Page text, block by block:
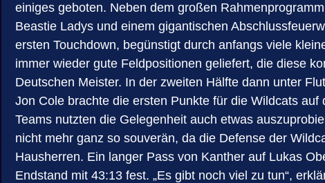
einiges geboten. Neben dem großen
Beastie Ladys und einem gigantischen
ersten Touchdown, begünstigt durch anfangs viele
immer wieder gute Feldpositionen geliefert, die diese
Deutschen Meister. In der zweiten Hälfte dann unter
Jon Cole brachte die ersten Punkte für die Wildcats
Teams nutzten die Gelegenheit auch etwas
nicht mehr ganz so souverän, da die Defense der
Hausherren. Ein langer Pass von Kanther auf Lukas
Endstand mit 43:13 fest. „Es gibt noch viel zu tun“,